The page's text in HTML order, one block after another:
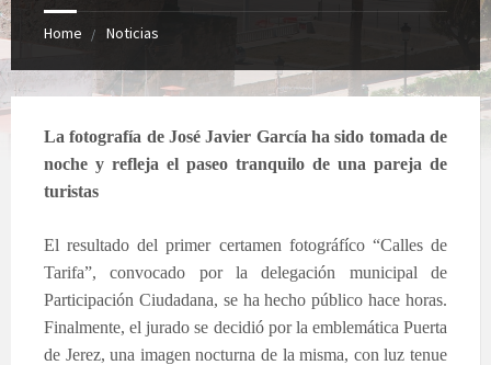
Home Noticias
La fotografía de José Javier García ha sido tomada de
noche y refleja el paseo tranquilo de una pareja de
turistas
El resultado del primer certamen fotográfíco “Calles de
Tarifa”, convocado por la delegación municipal de
Participación Ciudadana, se ha hecho público hace horas.
Finalmente, el jurado se decidió por la emblemática Puerta
de Jerez, una imagen nocturna de la misma, con luz tenue